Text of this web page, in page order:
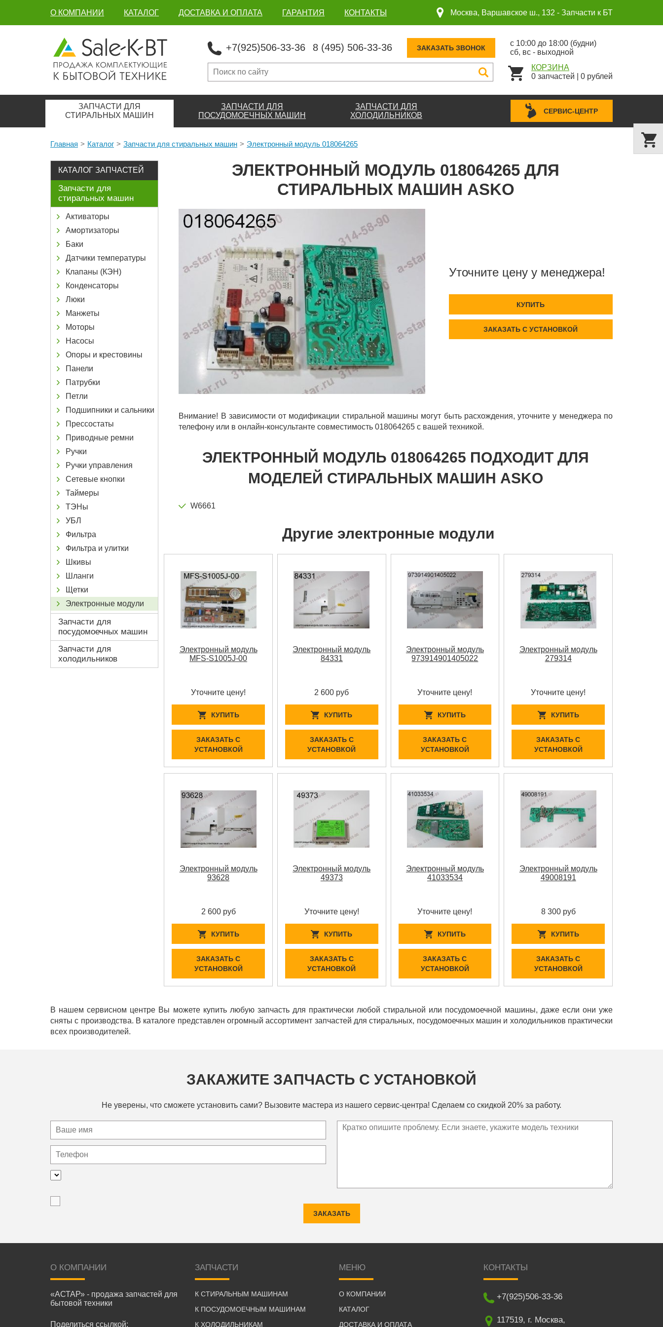
О КОМПАНИИ КАТАЛОГ ДОСТАВКА И ОПЛАТА ГАРАНТИЯ КОНТАКТЫ Москва, Варшавское ш., 132 - Запчасти к БТ
+7(925)506-33-36 8 (495) 506-33-36 ЗАКАЗАТЬ ЗВОНОК
с 10:00 до 18:00 (будни)
сб, вс - выходной
КОРЗИНА
0 запчастей 0 рублей
ЗАПЧАСТИ ДЛЯ
СТИРАЛЬНЫХ МАШИН
ЗАПЧАСТИ ДЛЯ
ПОСУДОМОЕЧНЫХ МАШИН
ЗАПЧАСТИ ДЛЯ
ХОЛОДИЛЬНИКОВ
СЕРВИС-ЦЕНТР
Главная Каталог Запчасти для стиральных машин Электронный модуль 018064265
КАТАЛОГ ЗАПЧАСТЕЙ
Запчасти для
стиральных машин
Активаторы
Амортизаторы
Баки
Датчики температуры
Клапаны (КЭН)
Конденсаторы
Люки
Манжеты
Моторы
Насосы
Опоры и крестовины
Панели
Патрубки
Петли
Подшипники и сальники
Прессостаты
Приводные ремни
Ручки
Ручки управления
Сетевые кнопки
Таймеры
ТЭНы
УБЛ
Фильтра
Фильтра и улитки
Шкивы
Шланги
Щетки
Электронные модули
Запчасти для
посудомоечных машин
Запчасти для
холодильников
ЭЛЕКТРОННЫЙ МОДУЛЬ 018064265 ДЛЯ
СТИРАЛЬНЫХ МАШИН ASKO
Уточните цену у менеджера!
КУПИТЬ
ЗАКАЗАТЬ С УСТАНОВКОЙ
Внимание! В зависимости от модификации стиральной машины могут быть расхождения, уточните у менеджера по
телефону или в онлайн-консультанте совместимость 018064265 с вашей техникой.
ЭЛЕКТРОННЫЙ МОДУЛЬ 018064265 ПОДХОДИТ ДЛЯ
МОДЕЛЕЙ СТИРАЛЬНЫХ МАШИН ASKO
W6661
Другие электронные модули
Электронный модуль
MFS-S1005J-00
Уточните цену!
КУПИТЬ
ЗАКАЗАТЬ С
УСТАНОВКОЙ
Электронный модуль
84331
2 600 руб
КУПИТЬ
ЗАКАЗАТЬ С
УСТАНОВКОЙ
Электронный модуль
973914901405022
Уточните цену!
КУПИТЬ
ЗАКАЗАТЬ С
УСТАНОВКОЙ
Электронный модуль
279314
Уточните цену!
КУПИТЬ
ЗАКАЗАТЬ С
УСТАНОВКОЙ
Электронный модуль
93628
2 600 руб
КУПИТЬ
ЗАКАЗАТЬ С
УСТАНОВКОЙ
Электронный модуль
49373
Уточните цену!
КУПИТЬ
ЗАКАЗАТЬ С
УСТАНОВКОЙ
Электронный модуль
41033534
Уточните цену!
КУПИТЬ
ЗАКАЗАТЬ С
УСТАНОВКОЙ
Электронный модуль
49008191
8 300 руб
КУПИТЬ
ЗАКАЗАТЬ С
УСТАНОВКОЙ
В нашем сервисном центре Вы можете купить любую запчасть для практически любой стиральной или посудомоечной машины, даже если они уже
сняты с производства. В каталоге представлен огромный ассортимент запчастей для стиральных, посудомоечных машин и холодильников практически
всех производителей.
ЗАКАЖИТЕ ЗАПЧАСТЬ С УСТАНОВКОЙ
Не уверены, что сможете установить сами? Вызовите мастера из нашего сервис-центра! Сделаем со скидкой 20% за работу.
ЗАКАЗАТЬ
О КОМПАНИИ
«АСТАР» - продажа запчастей для
бытовой техники
Поделиться ссылкой:
ЗАПЧАСТИ
К СТИРАЛЬНЫМ МАШИНАМ
К ПОСУДОМОЕЧНЫМ МАШИНАМ
К ХОЛОДИЛЬНИКАМ
МЕНЮ
О КОМПАНИИ
КАТАЛОГ
ДОСТАВКА И ОПЛАТА
КОНТАКТЫ
+7(925)506-33-36
117519, г. Москва,